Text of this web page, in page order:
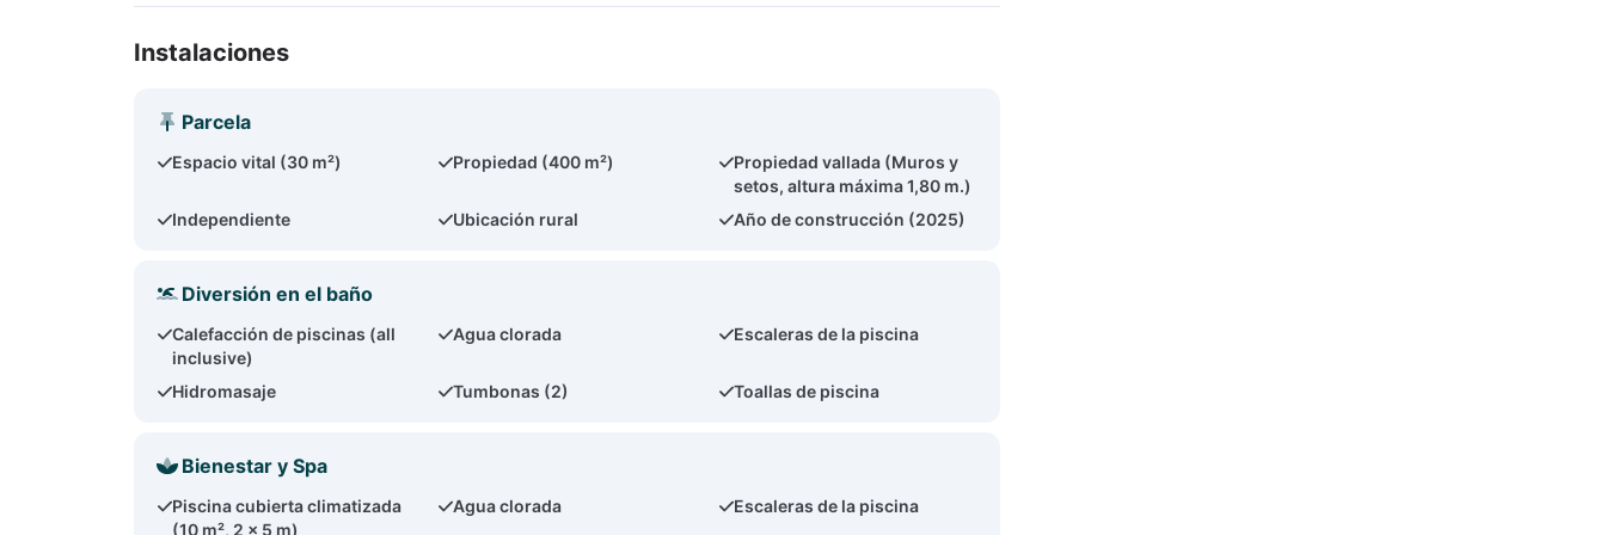
Instalaciones
Parcela
Espacio vital (30 m²) Propiedad (400 m²)
Propiedad vallada (Muros y
setos, altura máxima 1,80 m.)
Independiente
Ubicación rural Año de construcción (2025)
Diversión en el baño
Calefacción de piscinas (all
inclusive)
Agua clorada Escaleras de la piscina
Hidromasaje Tumbonas (2) Toallas de piscina
Bienestar y Spa
Piscina cubierta climatizada
(10 m², 2 x 5 m)
Agua clorada Escaleras de la piscina